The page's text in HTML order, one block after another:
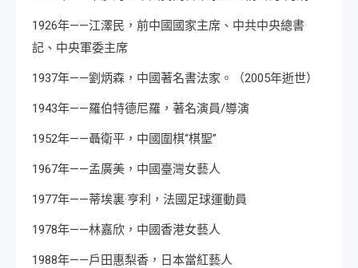
1926年——江澤民，前中國國家主席、中共中央總書
記、中央軍委主席
1937年——劉炳森，中國著名書法家。（2005年逝世）
1943年——羅伯特德尼羅，著名演員/導演
1952年——聶衛平，中國圍棋“棋聖”
1967年——孟廣美，中國臺灣女藝人
1977年——蒂埃裏·亨利，法國足球運動員
1978年——林嘉欣，中國香港女藝人
1988年——戶田惠梨香，日本當紅藝人